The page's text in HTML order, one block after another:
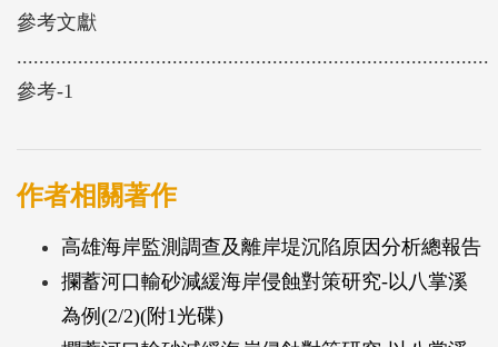
參考文獻
.....................................................................................
參考-1
作者相關著作
高雄海岸監測調查及離岸堤沉陷原因分析總報告
攔蓄河口輸砂減緩海岸侵蝕對策研究-以八掌溪
為例(2/2)(附1光碟)